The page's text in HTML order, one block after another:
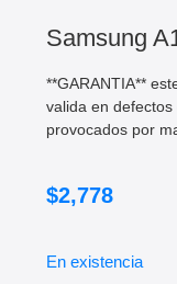
Samsung
**GARANTIA**
valida en
provocados por
$2,778
En existencia